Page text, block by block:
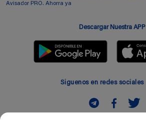
Avisador PRO. Ahorra ya
Descargar Nuestra APP
Siguenos en redes sociales